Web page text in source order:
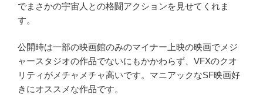
でまさかの宇宙人との格闘アクションを見せてくれま
す。
公開時は一部の映画館のみのマイナー上映の映画でメジ
ャースタジオの作品でないにもかかわらず、VFXのクオ
リティがメチャメチャ高いです。マニアックなSF映画好
きにオススメな作品です。